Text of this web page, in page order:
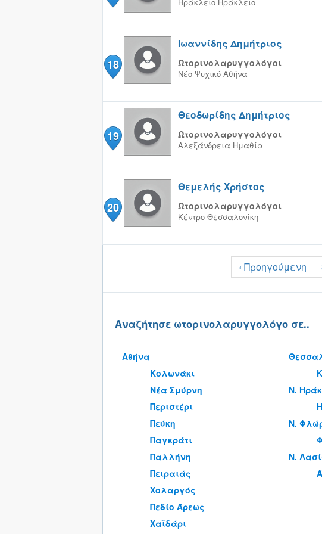
18
Ιωαννίδης Δημήτριος
Ωτορινολαρυγγολόγοι
Νέο Ψυχικό Αθήνα
19
Θεοδωρίδης Δημήτριος
Ωτορινολαρυγγολόγοι
Αλεξάνδρεια Ημαθία
20
Θεμελής Χρήστος
Ωτορινολαρυγγολόγοι
Κέντρο Θεσσαλονίκη
‹ Προηγούμενη
Αναζήτησε ωτορινολαρυγγολόγο σε..
Αθήνα
Κολωνάκι
Νέα Σμύρνη
Περιστέρι
Πεύκη
Παγκράτι
Παλλήνη
Πειραιάς
Χολαργός
Πεδίο Άρεως
Χαϊδάρι
Ν.
Ν.
Ν.